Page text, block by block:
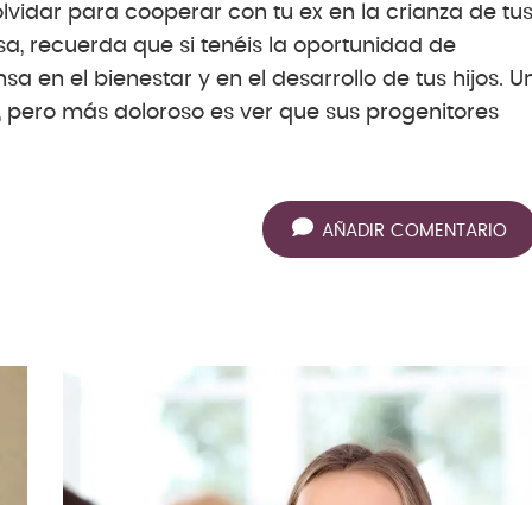
para cooperar con tu ex en la crianza de tus
recuerda que si tenéis la oportunidad de
en el bienestar y en el desarrollo de tus hijos.
más doloroso es ver que sus progenitores
AÑADIR COMENTARIO